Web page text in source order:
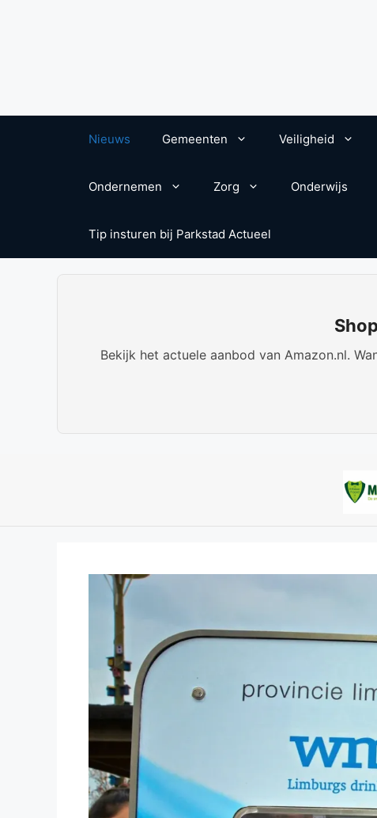
Nieuws Gemeenten Veiligheid
Ondernemen Zorg Onderwijs
Tip insturen bij Parkstad Actueel
Bekijk het actuele aanbod van Amazon.nl.